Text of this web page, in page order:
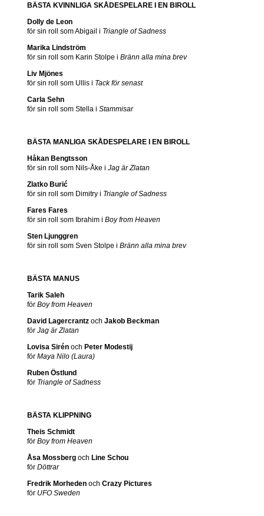
BÄSTA KVINNLIGA SKÅDESPELARE I EN BIROLL
Dolly de Leon
för sin roll som Abigail i Triangle of Sadness
Marika Lindström
för sin roll som Karin Stolpe i Bränn alla mina brev
Liv Mjönes
för sin roll som Ullis i Tack för senast
Carla Sehn
för sin roll som Stella i Stammisar
BÄSTA MANLIGA SKÅDESPELARE I EN BIROLL
Håkan Bengtsson
för sin roll som Nils-Åke i Jag är Zlatan
Zlatko Burić
för sin roll som Dimitry i Triangle of Sadness
Fares Fares
för sin roll som Ibrahim i Boy from Heaven
Sten Ljunggren
för sin roll som Sven Stolpe i Bränn alla mina brev
BÄSTA MANUS
Tarik Saleh
för Boy from Heaven
David Lagercrantzoch Jakob Beckman
för Jag är Zlatan
Lovisa Sirénoch Peter Modestij
för Maya Nilo (Laura)
Ruben Östlund
för Triangle of Sadness
BÄSTA KLIPPNING
Theis Schmidt
för Boy from Heaven
Åsa Mossbergoch Line Schou
för Döttrar
Fredrik Morhedenoch Crazy Pictures
för UFO Sweden